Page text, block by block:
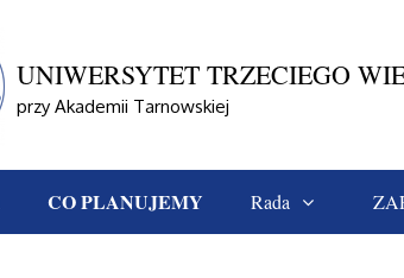
UNIWERSYTET TRZECIEGO
przy Akademii Tarnowskiej
CO PLANUJEMY Rada
Informacje Dotyczące Projektu MCAS